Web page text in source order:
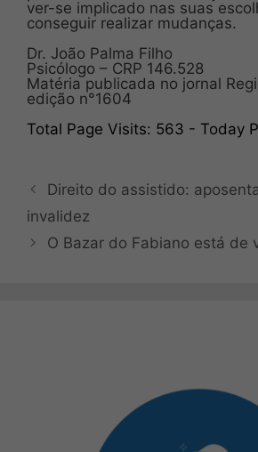
ver-se implicado nas suas
conseguir realizar mudanças.
Dr. João Palma Filho
Psicólogo – CRP 146.528
Matéria publicada no jornal
edição n°1604
Total Page Visits: 563 - Today
Direito do assistido:
invalidez
O Bazar do Fabiano está de